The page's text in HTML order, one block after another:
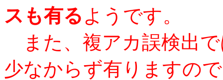
スも有る ようです。
また、複アカ誤検出
少なからず有りますの